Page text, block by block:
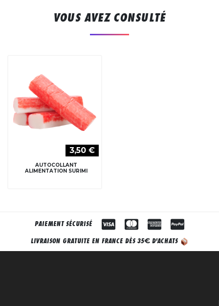
VOUS AVEZ CONSULTÉ
3,50 €
AUTOCOLLANT
ALIMENTATION SURIMI
PAIEMENT SÉCURISÉ
LIVRAISON GRATUITE EN FRANCE DÈS 35€ D'ACHATS